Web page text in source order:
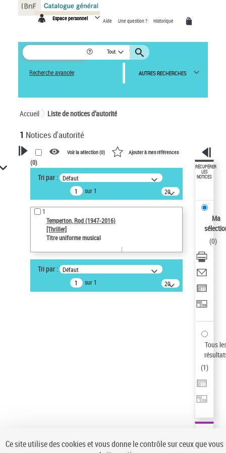
Espace personnel Aide Une question ? Historique
Tout
Recherche avancée AUTRES RECHERCHES
Accueil Liste de notices d’autorité
1 Notices d'autorité
VOTRE RECHERCHE
Recherche avancée dans les
notices d’autorité
Œuvres liées à l'auteur :
Temperton, Rod (1947-2016)
Statut de la notice d’autorité
Notice élémentaire
Type de notice d'autorité
Voir la sélection (0) Ajouter à mes références
(0)
Tri par : Défaut
sur 1
20
résultats/page
1
Temperton, Rod (1947-2016)
[Thriller]
Titre uniforme musical
Tri par : Défaut
sur 1
20
résultats/page
RÉCUPÉRER
LES
NOTICES
Ma
(0)
Tous
(1)
Panneau de gestion des cookies
Ce site utilise des cookies et vous donne le contrôle sur ceux que vous